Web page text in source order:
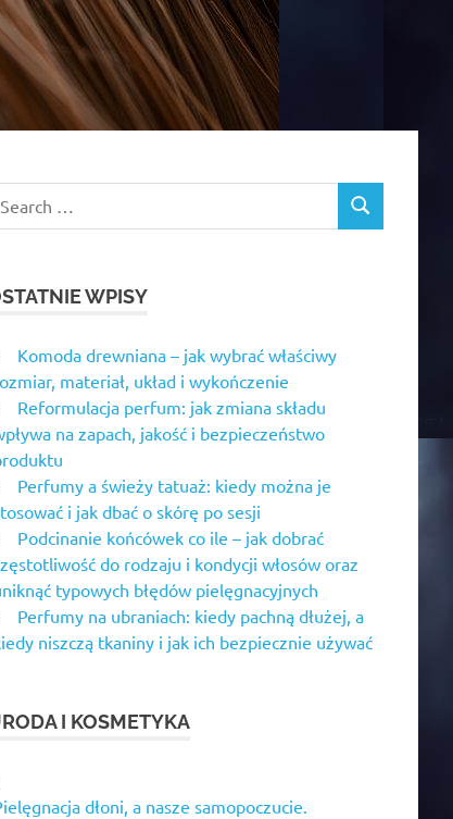
WPISY
Komoda drewniana – jak wybrać właściwy
materiał, układ i wykończenie
Reformulacja perfum: jak zmiana składu
na zapach, jakość i bezpieczeństwo
Perfumy a świeży tatuaż: kiedy można je
i jak dbać o skórę po sesji
Podcinanie końcówek co ile – jak dobrać
do rodzaju i kondycji włosów oraz
typowych błędów pielęgnacyjnych
Perfumy na ubraniach: kiedy pachną dłużej, a
niszczą tkaniny i jak ich bezpiecznie używać
I KOSMETYKA
dłoni, a nasze samopoczucie.